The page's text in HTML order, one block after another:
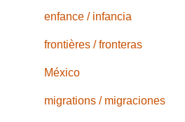
enfance / infancia
frontières / fronteras
México
migrations / migraciones